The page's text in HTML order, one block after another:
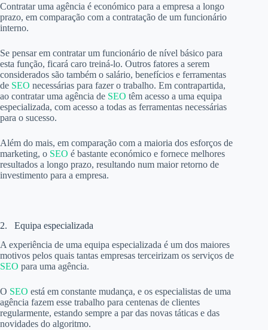
Contratar uma agência é económico para a empresa a longo
prazo, em comparação com a contratação de um funcionário
interno.
Se pensar em contratar um funcionário de nível básico para
esta função, ficará caro treiná-lo. Outros fatores a serem
considerados são também o salário, benefícios e ferramentas
de SEO necessárias para fazer o trabalho. Em contrapartida,
ao contratar uma agência de SEO têm acesso a uma equipa
especializada, com acesso a todas as ferramentas necessárias
para o sucesso.
Além do mais, em comparação com a maioria dos esforços de
marketing, o SEO é bastante económico e fornece melhores
resultados a longo prazo, resultando num maior retorno de
investimento para a empresa.
2. Equipa especializada
A experiência de uma equipa especializada é um dos maiores
motivos pelos quais tantas empresas terceirizam os serviços de
SEO para uma agência.
O SEO está em constante mudança, e os especialistas de uma
agência fazem esse trabalho para centenas de clientes
regularmente, estando sempre a par das novas táticas e das
novidades do algoritmo.